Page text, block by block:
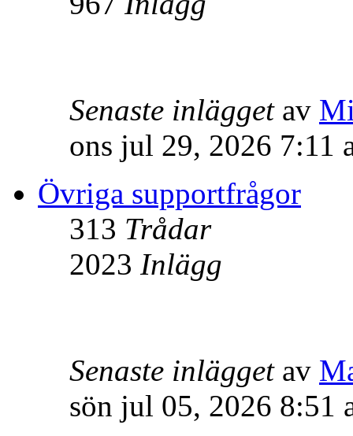
Senaste inläggetav
ons jul 29, 2026 7:11
Övriga supportfrågor
313 Trådar
2023 Inlägg
Senaste inläggetav
sön jul 05, 2026 8:51